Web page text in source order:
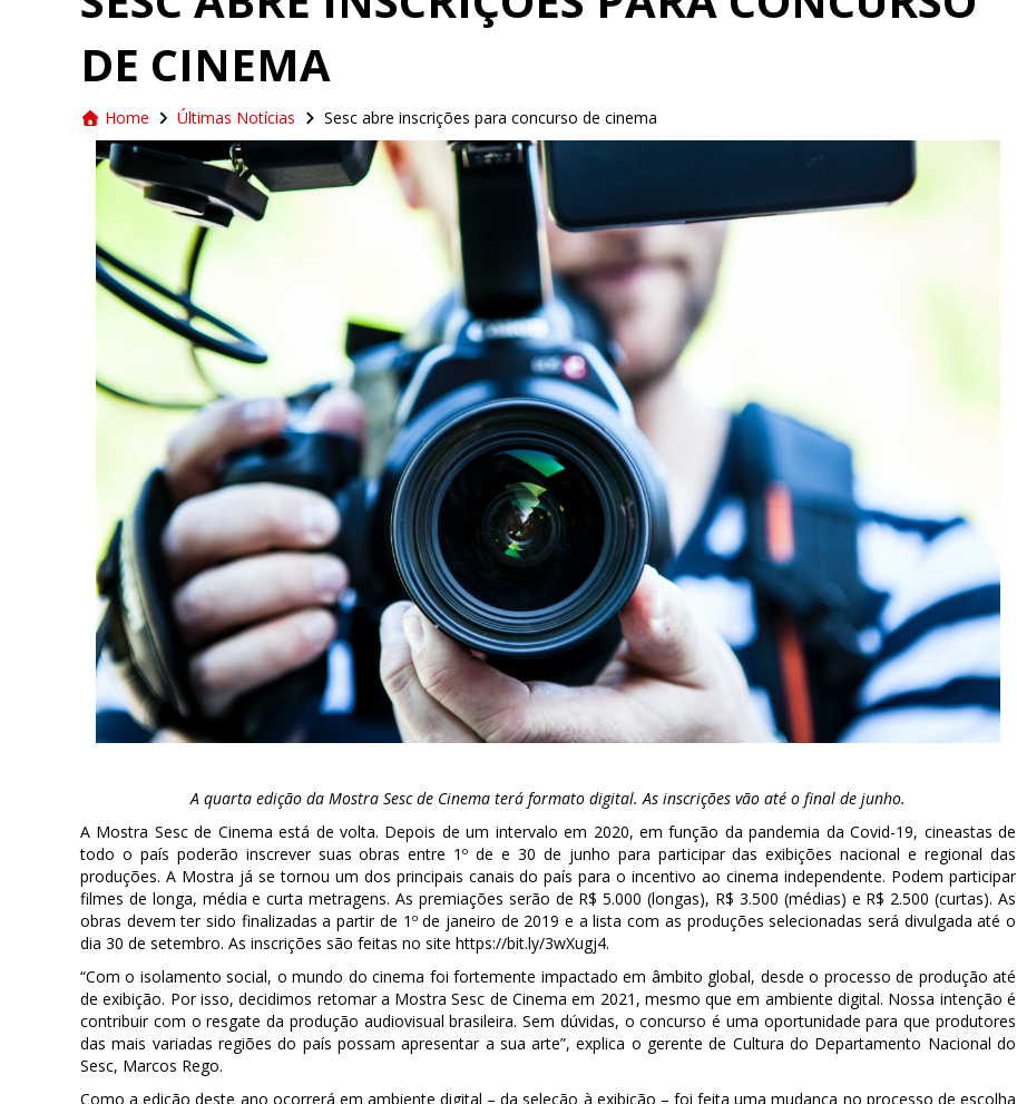
DE CINEMA
Home Últimas Notícias Sesc abre inscrições para concurso de cinema
A quarta edição da Mostra Sesc de Cinema terá formato digital. As inscrições vão até o final de junho.
A Mostra Sesc de Cinema está de volta. Depois de um intervalo em 2020, em função da pandemia da Covid-19, cineastas de
todo o país poderão inscrever suas obras entre 1º de e 30 de junho para participar das exibições nacional e regional das
produções. A Mostra já se tornou um dos principais canais do país para o incentivo ao cinema independente. Podem participar
filmes de longa, média e curta metragens. As premiações serão de R$ 5.000 (longas), R$ 3.500 (médias) e R$ 2.500 (curtas). As
obras devem ter sido finalizadas a partir de 1º de janeiro de 2019 e a lista com as produções selecionadas será divulgada até o
dia 30 de setembro. As inscrições são feitas no site https://bit.ly/3wXugj4.
“Com o isolamento social, o mundo do cinema foi fortemente impactado em âmbito global, desde o processo de produção até
de exibição. Por isso, decidimos retomar a Mostra Sesc de Cinema em 2021, mesmo que em ambiente digital. Nossa intenção é
contribuir com o resgate da produção audiovisual brasileira. Sem dúvidas, o concurso é uma oportunidade para que produtores
das mais variadas regiões do país possam apresentar a sua arte”, explica o gerente de Cultura do Departamento Nacional do
Sesc, Marcos Rego.
Como a edição deste ano ocorrerá em ambiente digital – da seleção à exibição – foi feita uma mudança no processo de escolha